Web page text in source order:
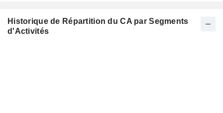
Historique de Répartition du CA par Segments
d'Activités